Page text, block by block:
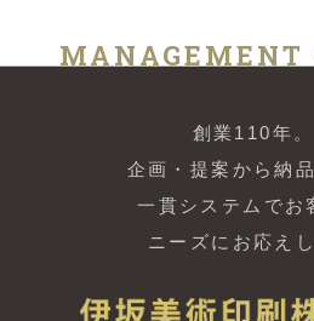
MANAGEMENT
創業110年。
企画・提案から納品
一貫システムでお
ニーズにお応え